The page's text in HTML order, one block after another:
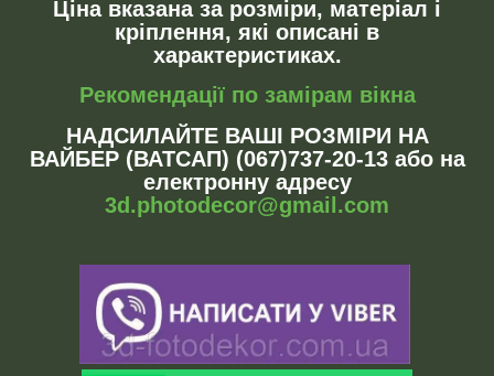
Ціна вказана за розміри, матеріал і
кріплення, які описані в
характеристиках.
Рекомендації по замірам вікна
НАДСИЛАЙТЕ ВАШІ РОЗМІРИ НА
ВАЙБЕР (ВАТСАП) (067)737-20-13 або на
електронну адресу
3d.photodecor@gmail.com